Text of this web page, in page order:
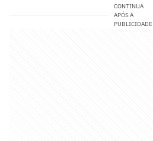
CONTINUA
APÓS A
PUBLICIDADE